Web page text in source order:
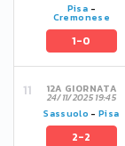
Pisa -
Cremonese
1-0
12A GIORNATA
24/11/2025 19:45
Sassuolo -Pisa
2-2